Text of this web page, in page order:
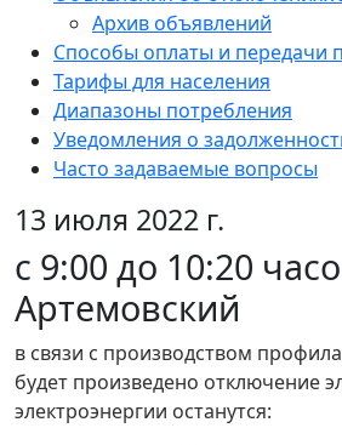
Архив объявлений
Способы оплаты и передачи
Тарифы для населения
Диапазоны потребления
Уведомления о
Часто задаваемые вопросы
13 июля 2022 г.
с 9:00 до 10:20
Артемовский
в связи с производством
будет произведено отключение
электроэнергии останутся: